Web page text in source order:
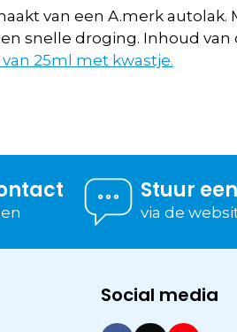
van een A.merk
snelle droging. Inhoud
25ml met kwastje.
Stuur
via de
Social media